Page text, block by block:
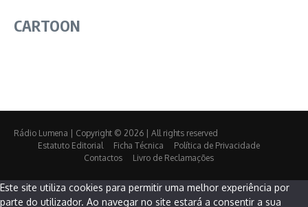
CARTOON
Rádio Lumena | Copyright © 2026 | All rights reserved
Estatuto Editorial
Ficha Técnica
Política de Privacidade
Contactos
Livro de Reclamações
Este site utiliza cookies para permitir uma melhor experiência por
parte do utilizador. Ao navegar no site estará a consentir a sua